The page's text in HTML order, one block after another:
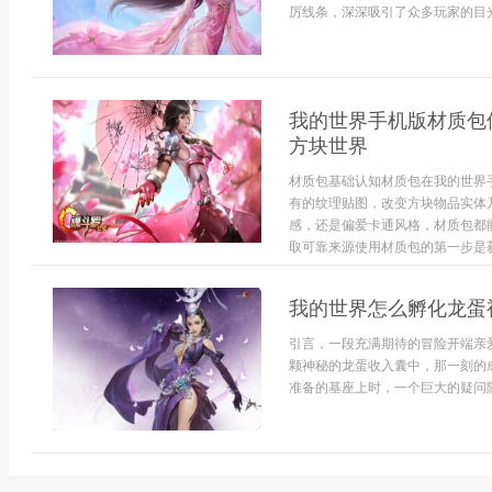
厉线条，深深吸引了众多玩家的
我的世界手机版材质
方块世界
材质包基础认知材质包在我的世
有的纹理贴图，改变方块物品实
感，还是偏爱卡通风格，材质包
取可靠来源使用材质包的第一步是
我的世界怎么孵化龙
引言，一段充满期待的冒险开端
颗神秘的龙蛋收入囊中，那一刻
准备的基座上时，一个巨大的疑问